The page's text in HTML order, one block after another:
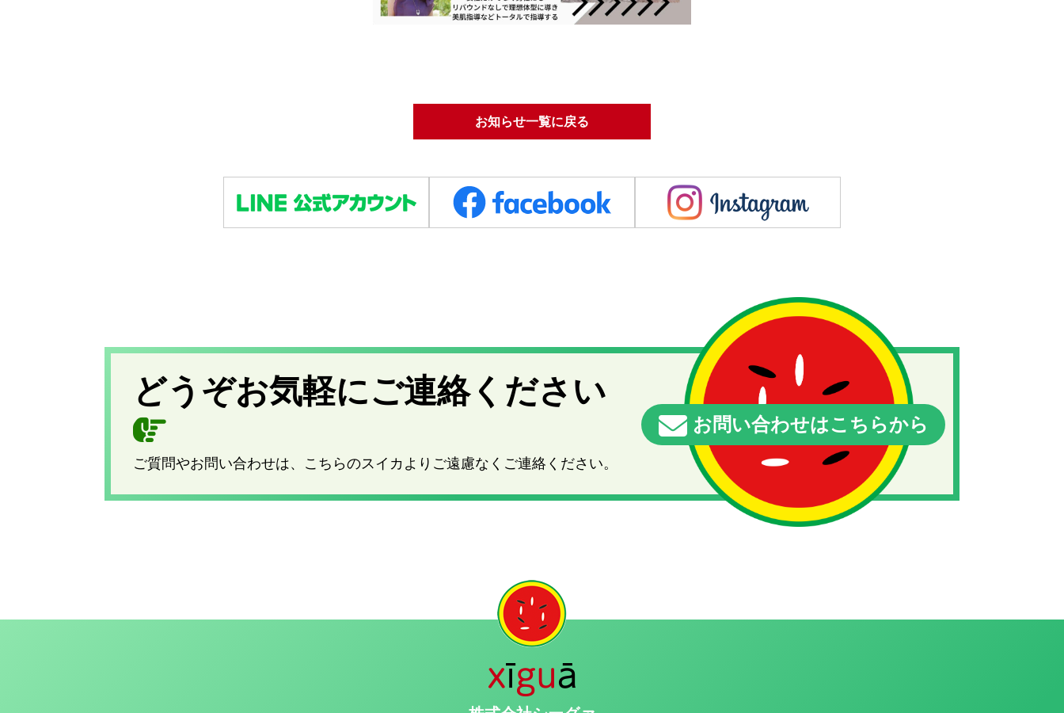
お知らせ一覧に戻る
どうぞお気軽にご連絡ください
ご質問やお問い合わせは、こちらのスイカよりご遠慮なくご連絡ください。
お問い合わせはこちらから